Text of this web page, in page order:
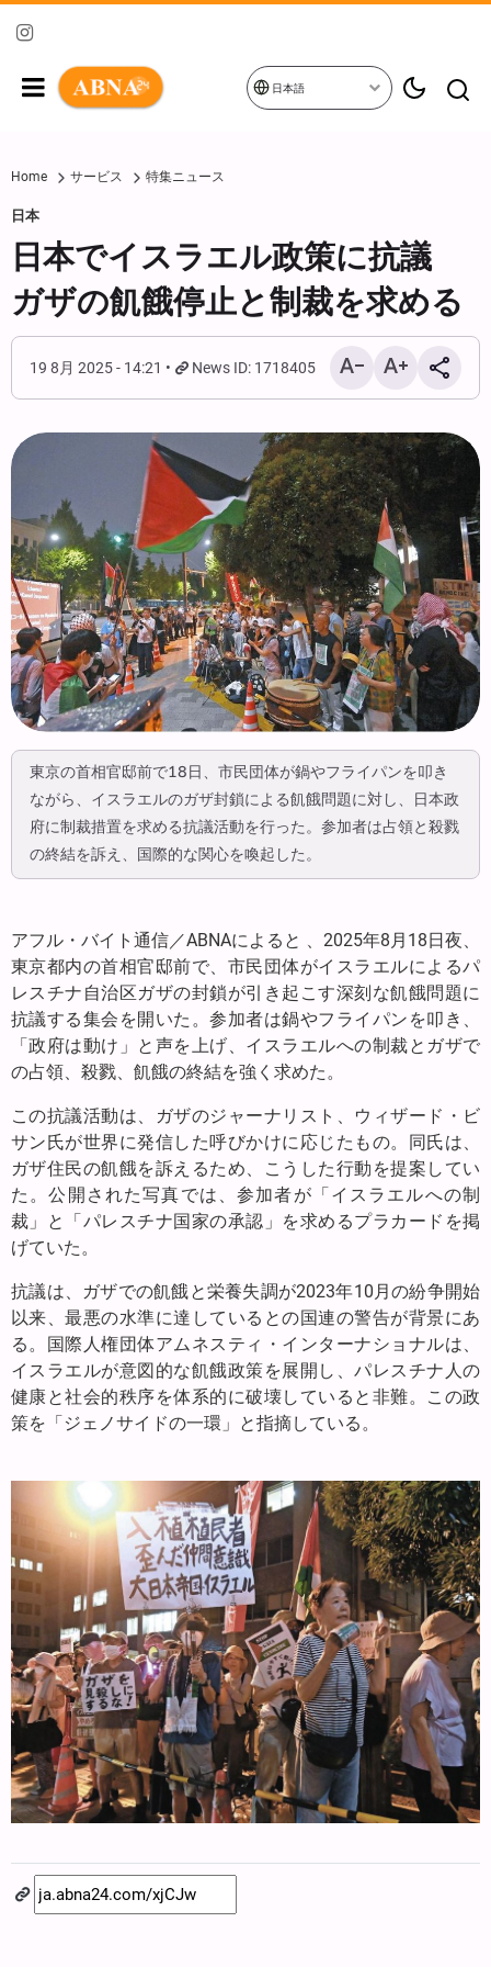
日本語
Home サービス 特集ニュース
日本
日本でイスラエル政策に抗議
ガザの飢餓停止と制裁を求める
19 8月 2025 - 14:21 News ID: 1718405
東京の首相官邸前で18日、市民団体が鍋やフライパンを叩き
ながら、イスラエルのガザ封鎖による飢餓問題に対し、日本政
府に制裁措置を求める抗議活動を行った。参加者は占領と殺戮
の終結を訴え、国際的な関心を喚起した。
アフル・バイト通信／ABNAによると 、2025年8月18日夜、
東京都内の首相官邸前で、市民団体がイスラエルによるパ
レスチナ自治区ガザの封鎖が引き起こす深刻な飢餓問題に
抗議する集会を開いた。参加者は鍋やフライパンを叩き、
「政府は動け」と声を上げ、イスラエルへの制裁とガザで
の占領、殺戮、飢餓の終結を強く求めた。
この抗議活動は、ガザのジャーナリスト、ウィザード・ビ
サン氏が世界に発信した呼びかけに応じたもの。同氏は、
ガザ住民の飢餓を訴えるため、こうした行動を提案してい
た。公開された写真では、参加者が「イスラエルへの制
裁」と「パレスチナ国家の承認」を求めるプラカードを掲
げていた。
抗議は、ガザでの飢餓と栄養失調が2023年10月の紛争開始
以来、最悪の水準に達しているとの国連の警告が背景にあ
る。国際人権団体アムネスティ・インターナショナルは、
イスラエルが意図的な飢餓政策を展開し、パレスチナ人の
健康と社会的秩序を体系的に破壊していると非難。この政
策を「ジェノサイドの一環」と指摘している。